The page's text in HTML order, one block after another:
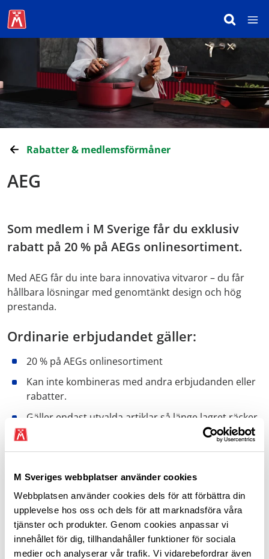
M Sveriges webbplatser använder cookies
Webbplatsen använder cookies dels för att förbättra din
upplevelse hos oss och dels för att marknadsföra våra
tjänster och produkter. Genom cookies anpassar vi
innehållet för dig, tillhandahåller funktioner för sociala
medier och analyserar vår trafik. Vi vidarebefordrar även
Rabatter & medlemsförmåner
AEG
Som medlem i M Sverige får du exklusiv
rabatt på 20 % på AEGs onlinesortiment.
Med AEG får du inte bara innovativa vitvaror – du får
hållbara lösningar med genomtänkt design och hög
prestanda.
Ordinarie erbjudandet gäller:
20 % på AEGs onlinesortiment
Kan inte kombineras med andra erbjudanden eller
rabatter.
Gäller endast utvalda artiklar så länge lagret räcker.
Electrolux Group förbehåller sig rätten att ändra
erbjudandet.
Så här får du medlemsrabatt:
Bokningslänk för AEG med inlagd rabattkod hittar
du här